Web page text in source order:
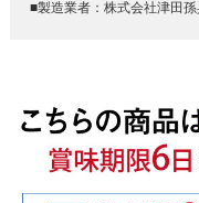
■製造業者：株式会社津田